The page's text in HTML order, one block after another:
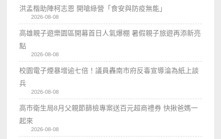
洪孟楷助陣柯志恩 開嗆綠營「食安與防疫無能」
2026-08-08
高雄親子遊樂園區開幕首日人氣爆棚 暑假親子旅遊再添新亮
點
2026-08-08
校園電子煙暴增逾七倍！議員轟南市府反毒宣導淪為紙上談
兵
2026-08-08
高市衛生局8月父親節篩檢專案送百元超商禮券 快揪爸媽一
起來
2026-08-08